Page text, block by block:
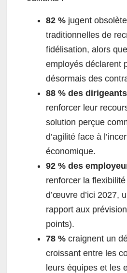
82 % jugent
traditionnelles de
fidélisation, alors
employés déclarent
désormais des
88 % des dirigeants
renforcer leur
solution perçue
d’agilité face à
économique.
92 % des
renforcer la
d’œuvre d’ici 2027,
rapport aux
points).
78 % craignent un
croissant entre les
leurs équipes et les